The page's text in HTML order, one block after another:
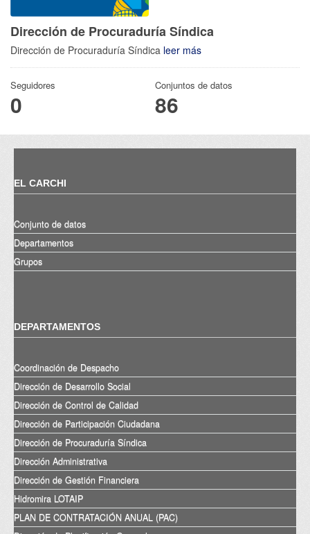
Dirección de Procuraduría Síndica
Dirección de Procuraduría Síndica leer más
Seguidores
0
Conjuntos de datos
86
EL CARCHI
Conjunto de datos
Departamentos
Grupos
DEPARTAMENTOS
Coordinación de Despacho
Dirección de Desarrollo Social
Dirección de Control de Calidad
Dirección de Participación Ciudadana
Dirección de Procuraduría Síndica
Dirección Administrativa
Dirección de Gestión Financiera
Hidromira LOTAIP
PLAN DE CONTRATACIÓN ANUAL (PAC)